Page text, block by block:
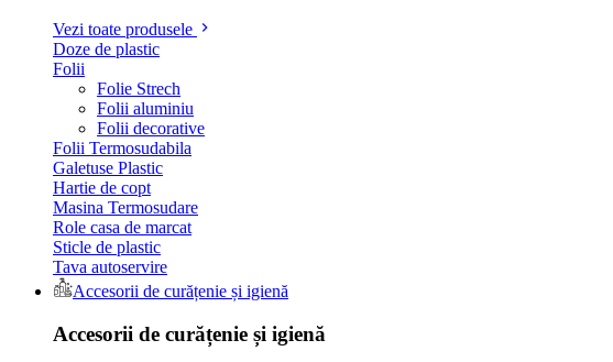
Vezi toate produsele
Doze de plastic
Folii
Folie Strech
Folii aluminiu
Folii decorative
Folii Termosudabila
Galetuse Plastic
Hartie de copt
Masina Termosudare
Role casa de marcat
Sticle de plastic
Tava autoservire
Accesorii de curățenie și igienă
Accesorii de curățenie și igienă